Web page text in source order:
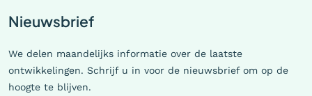
Nieuwsbrief
We delen maandelijks informatie over de laatste
ontwikkelingen. Schrijf u in voor de nieuwsbrief om op de
hoogte te blijven.